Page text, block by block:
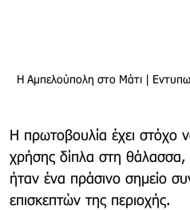
Η Αμπελούπολη στο Μάτι |
Η πρωτοβουλία έχει στόχο
χρήσης δίπλα στη θάλασσα,
ήταν ένα πράσινο σημείο
επισκεπτών της περιοχής.